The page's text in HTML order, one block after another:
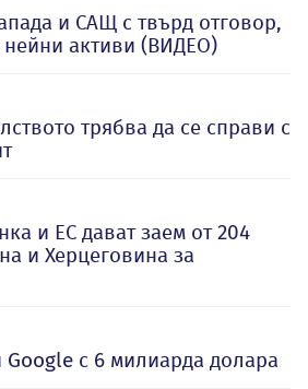
и САЩ с твърд отговор,
нейни активи (ВИДЕО)
трябва да се справи с
и ЕС дават заем от 204
и Херцеговина за
с 6 милиарда долара